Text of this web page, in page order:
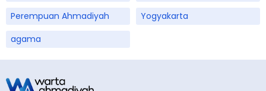
Perempuan Ahmadiyah
Yogyakarta
agama